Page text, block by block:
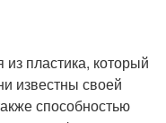
пластика, который
известны своей
способностью